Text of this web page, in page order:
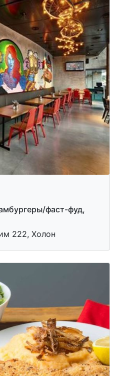
фаст-фуд,
222, Холон